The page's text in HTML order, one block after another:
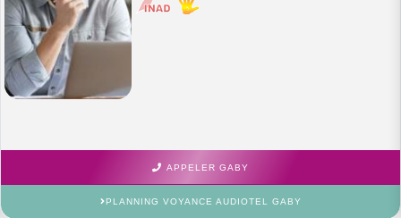
APPELER GABY
PLANNING VOYANCE AUDIOTEL GABY